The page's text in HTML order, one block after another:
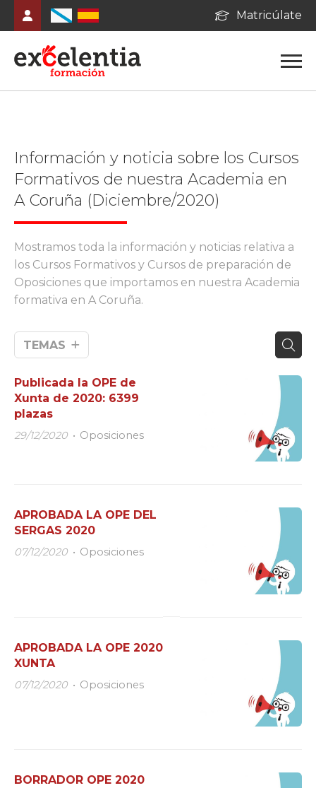
Matricúlate
Información y noticia sobre los Cursos
Formativos de nuestra Academia en
A Coruña (Diciembre/2020)
Mostramos toda la información y noticias relativa a
los Cursos Formativos y Cursos de preparación de
Oposiciones que importamos en nuestra Academia
formativa en A Coruña.
TEMAS
Publicada la OPE de
Xunta de 2020: 6399
plazas
29/12/2020 Oposiciones
APROBADA LA OPE DEL
SERGAS 2020
07/12/2020 Oposiciones
APROBADA LA OPE 2020
XUNTA
07/12/2020 Oposiciones
BORRADOR OPE 2020